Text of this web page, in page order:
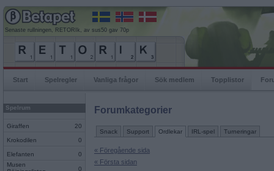
Senaste rullningen, RETORIk, av sus50 gav 70p
Start Spelregler Vanliga frågor Sök medlem Topplistor
Spelrum
Giraffen 20
Krokodilen 0
Elefanten
0
Musen
0
Forumkategorier
Snack Support Ordlekar IRL-spel Turneringar
« Föregående sida
« Första sidan